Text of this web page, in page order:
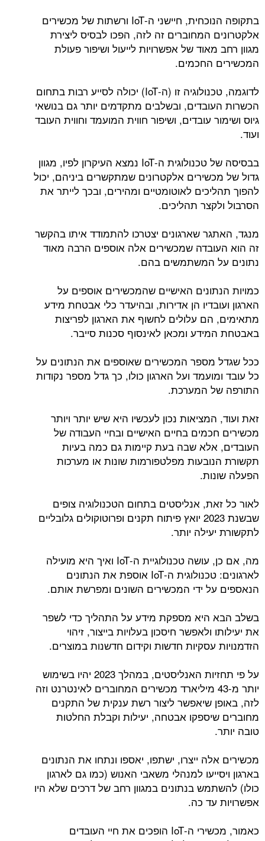
בתקופה הנוכחית, חיישני ה-IoT ורשתות של מכשירים
אלקטרונים המחוברים זה לזה, הפכו לבסיס ליצירת
מגוון רחב מאוד של אפשרויות לייעול ושיפור פעולת
המכשירים החכמים.
לדוגמה, טכנולוגיה זו (ה-IoT) יכולה לסייע רבות בתחום
הכשרות העובדים, ובשלבים מתקדמים יותר גם בנושאי
גיוס ושימור עובדים, ושיפור חווית המועמד וחווית העובד
ועוד.
בבסיסה של טכנולוגית ה-IoT נמצא העיקרון לפיו, מגוון
גדול של מכשירים אלקטרונים שמתקשרים ביניהם, יכול
להפוך תהליכים לאוטומטיים ומהירים, ובכך לייתר את
הסרבול ולקצר תהליכים.
מנגד, האתגר שארגונים יצטרכו להתמודד איתו בהקשר
זה הוא העובדה שמכשירים אלה אוספים הרבה מאוד
נתונים על המשתמשים בהם.
כמויות הנתונים האישיים שהמכשירים אוספים על
הארגון ועובדיו הן אדירות, ובהיעדר כלי אבטחת מידע
מתאימים, הם עלולים לחשוף את הארגון לפריצות
באבטחת המידע ומכאן לאינסוף סכנות סייבר.
ככל שגדל מספר המכשירים שאוספים את הנתונים על
כל עובד ומועמד ועל הארגון כולו, כך גדל מספר נקודות
התורפה של המערכת.
זאת ועוד, המציאות נכון לעכשיו היא שיש יותר ויותר
מכשירים חכמים בחיים האישיים ובחיי העבודה של
העובדים, אלא שבה בעת קיימות גם כמה בעיות
תקשורת הנובעות מפלטפורמות שונות או מערכות
הפעלה שונות.
לאור כל זאת, אנליסטים בתחום הטכנולוגיה צופים
שבשנת 2023 יואץ פיתוח תקנים ופרוטוקולים גלובליים
לתקשורת יעילה יותר.
מה, אם כן, עושה טכנולוגיית ה-IoT ואיך היא מועילה
לארגונים: טכנולוגית ה-IoT אוספת את הנתונים
הנאספים על ידי המכשירים השונים ומפרשת אותם.
בשלב הבא היא מספקת מידע על התהליך כדי לשפר
את יעילותו ולאפשר חיסכון בעלויות בייצור, זיהוי
הזדמנויות עסקיות חדשות וקידום חדשנות במוצרים.
על פי תחזיות האנליסטים, במהלך 2023 יהיו בשימוש
יותר מ-43 מיליארד מכשירים המחוברים לאינטרנט וזה
לזה, באופן שיאפשר ליצור רשת ענקית של התקנים
מחוברים שיספקו אבטחה, יעילות וקבלת החלטות
טובה יותר.
מכשירים אלה ייצרו, ישתפו, יאספו ונתחו את הנתונים
בארגון ויסייעו למנהלי משאבי האנוש (כמו גם לארגון
כולו) להשתמש בנתונים במגוון רחב של דרכים שלא היו
אפשרויות עד כה.
כאמור, מכשירי ה-IoT הופכים את חיי העובדים